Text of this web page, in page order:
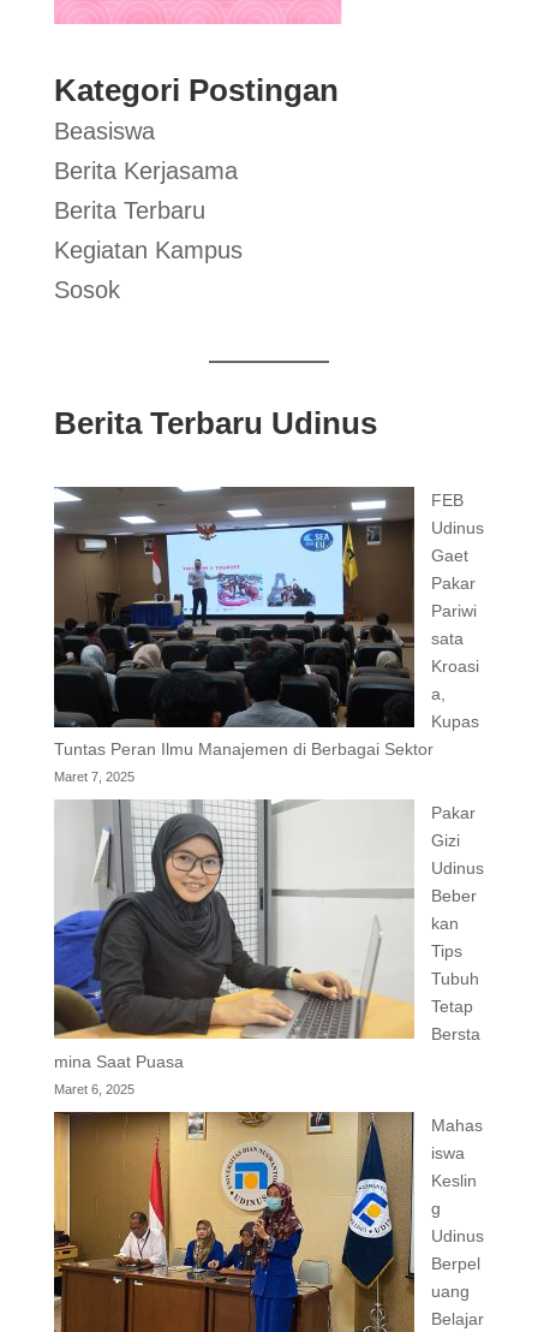
Kategori Postingan
Beasiswa
Berita Kerjasama
Berita Terbaru
Kegiatan Kampus
Sosok
Berita Terbaru Udinus
FEB
Udinus
Gaet
Pakar
Pariwi
sata
Kroasi
a,
Kupas
Tuntas Peran Ilmu Manajemen di Berbagai Sektor
Maret 7, 2025
Pakar
Gizi
Udinus
Beber
kan
Tips
Tubuh
Tetap
Bersta
mina Saat Puasa
Maret 6, 2025
Mahas
iswa
Keslin
g
Udinus
Berpel
uang
Belajar